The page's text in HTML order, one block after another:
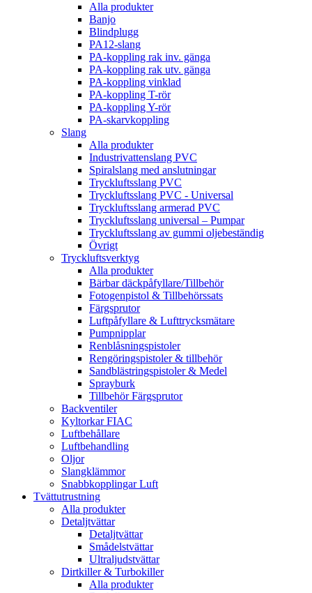
Alla produkter
Banjo
Blindplugg
PA12-slang
PA-koppling rak inv. gänga
PA-koppling rak utv. gänga
PA-koppling vinklad
PA-koppling T-rör
PA-koppling Y-rör
PA-skarvkoppling
Slang
Alla produkter
Industrivattenslang PVC
Spiralslang med anslutningar
Tryckluftsslang PVC
Tryckluftsslang PVC - Universal
Tryckluftsslang armerad PVC
Tryckluftsslang universal – Pumpar
Tryckluftsslang av gummi oljebeständig
Övrigt
Tryckluftsverktyg
Alla produkter
Bärbar däckpåfyllare/Tillbehör
Fotogenpistol & Tillbehörssats
Färgsprutor
Luftpåfyllare & Lufttrycksmätare
Pumpnipplar
Renblåsningspistoler
Rengöringspistoler & tillbehör
Sandblästringspistoler & Medel
Sprayburk
Tillbehör Färgsprutor
Backventiler
Kyltorkar FIAC
Luftbehållare
Luftbehandling
Oljor
Slangklämmor
Snabbkopplingar Luft
Tvättutrustning
Alla produkter
Detaljtvättar
Detaljtvättar
Smådelstvättar
Ultraljudstvättar
Dirtkiller & Turbokiller
Alla produkter